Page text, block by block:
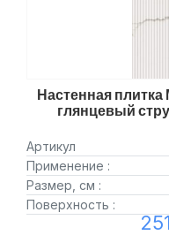
Настенная
глянцевый
Артикул
Применение :
Размер, см :
Поверхность :